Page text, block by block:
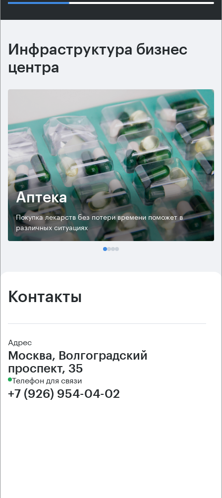
Инфраструктура бизнес
центра
Аптека
Покупка лекарств без потери времени поможет в
различных ситуациях
Контакты
Адрес
Москва, Волгоградский
проспект, 35
Телефон для связи
+7 (926) 954-04-02